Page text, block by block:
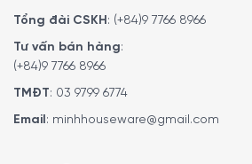
Tổng đài CSKH: (+84)9 7766 8966
Tư vấn bán hàng:
(+84)9 7766 8966
TMĐT: 03 9799 6774
Email: minhhouseware@gmail.com